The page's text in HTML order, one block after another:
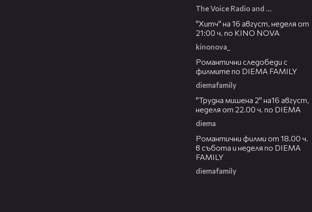
The Voice Radio and TV Bulgaria
"Хитч" на 16 август, неделя от
21:00 ч. по KINO NOVA
kinonova_
Романтични следобеди с
филмите по DIEMA FAMILY
diemafamily
"Трудна мишена 2" на16 август,
неделя от 22.00 ч. по DIEMA
diema
Романтични филми от 18.00 ч.
в събота и неделя по DIEMA
FAMILY
diemafamily